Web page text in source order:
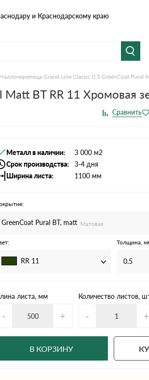
и Краснодарскому краю
Гибкая черепица
Grand Line Classic 0,5 GreenCoat Pural
BT RR 11 Хромовая
Металл в наличии
3 000 м2
Срок производства
3-4 дня
Ширина листа
1100 мм
GreenCoat Pural BT, matt Матовая
RR 11
Толщина,
0.5
листа, мм
- +
Количество листов,
- +
В КОРЗИНУ